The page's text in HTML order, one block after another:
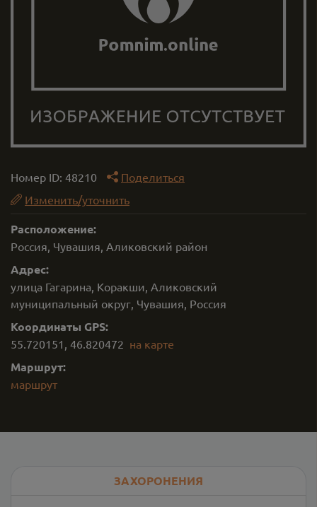
Номер ID: 48210
Поделиться
Изменить/уточнить
Расположение:
Россия, Чувашия, Аликовский район
Адрес:
улица Гагарина, Коракши, Аликовский
муниципальный округ, Чувашия, Россия
Координаты GPS:
55.720151 , 46.820472 на карте
Маршрут:
маршрут
ЗАХОРОНЕНИЯ